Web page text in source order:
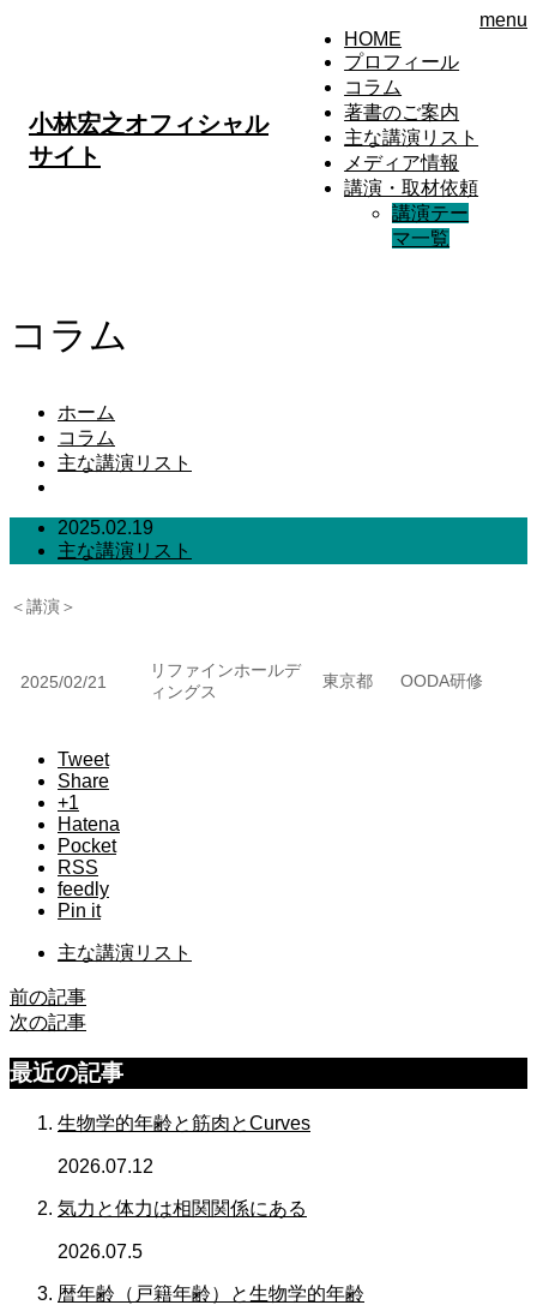
小林宏之オフィシャル
サイト
HOME
プロフィール
コラム
著書のご案内
主な講演リスト
メディア情報
講演・取材依頼
講演テー
マ一覧
menu
コラム
ホーム
コラム
主な講演リスト
2025.02.19
主な講演リスト
＜講演＞
2025/02/21
リファインホールデ
ィングス
東京都 OODA研修
Tweet
Share
+1
Hatena
Pocket
RSS
feedly
Pin it
主な講演リスト
前の記事
次の記事
最近の記事
生物学的年齢と筋肉とCurves
2026.07.12
気力と体力は相関関係にある
2026.07.5
暦年齢（戸籍年齢）と生物学的年齢